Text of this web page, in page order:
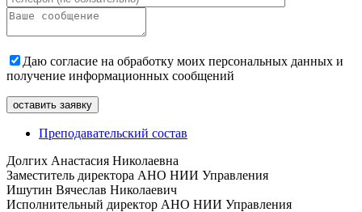
Даю согласие на обработку моих персональных данных и
получение информационных сообщений
Преподавательский состав
Долгих Анастасия Николаевна
Заместитель директора АНО НИИ Управления
Ишутин Вячеслав Николаевич
Исполнительный директор АНО НИИ Управления